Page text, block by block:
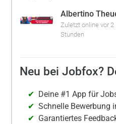
Albertino
Zuletzt online vor 2
Stunden
Neu bei Jobfox?
Deine #1 App für
Schnelle Bewerbung
Garantiertes